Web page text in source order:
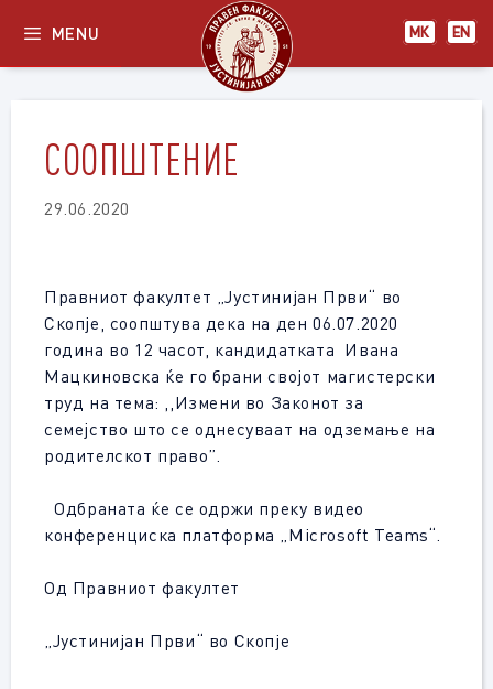
content
МК EN
MENU
СООПШТЕНИЕ
29.06.2020
Правниот факултет „Јустинијан Први“ во
Скопје, соопштува дека на ден 06.07.2020
година во 12 часот, кандидатката Ивана
Мацкиновска ќе го брани својот магистерски
труд на тема: ,,Измени во Законот за
семејство што се однесуваат на одземање на
родителскот право”.
Одбраната ќе се одржи преку видео
конференциска платформа „Microsoft Teams“.
Од Правниот факултет
„Јустинијан Први“ во Скопје